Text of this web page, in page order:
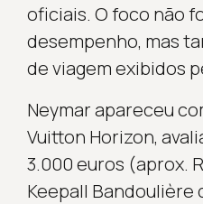
oficiais. O foco não
desempenho, mas
de viagem exibidos
Neymar apareceu
Vuitton Horizon,
3.000 euros (aprox.
Keepall Bandoulière